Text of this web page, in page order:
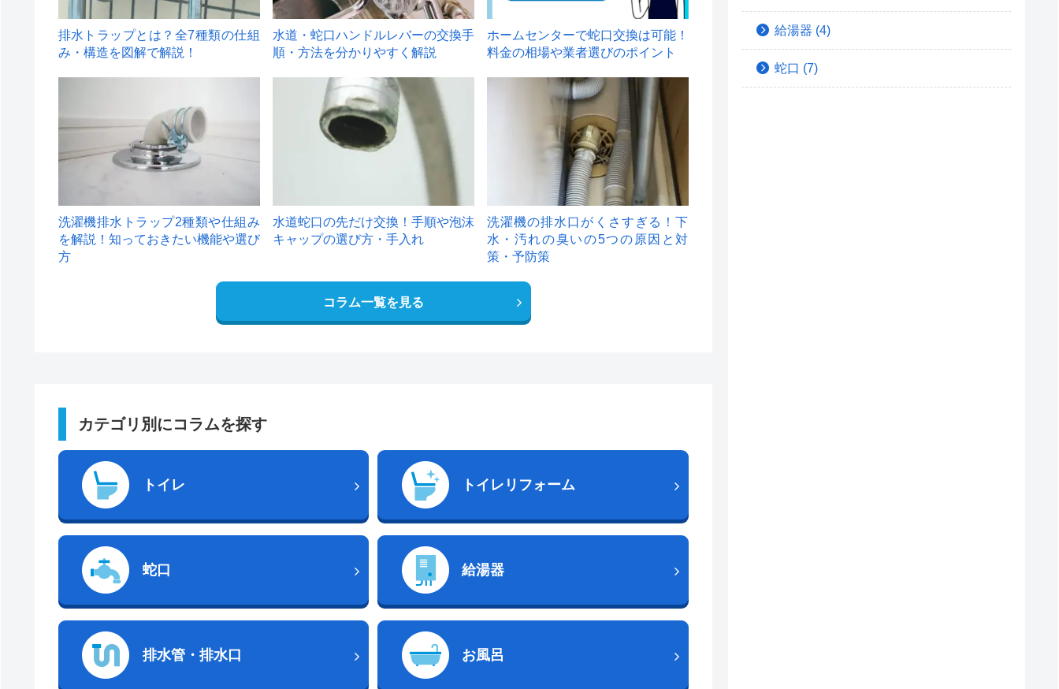
排水トラップとは？全7種類の仕組
み・構造を図解で解説！
水道・蛇口ハンドルレバーの交換手
順・方法を分かりやすく解説
ホームセンターで蛇口交換は可能！
料金の相場や業者選びのポイント
洗濯機排水トラップ2種類や仕組み
を解説！知っておきたい機能や選び
方
水道蛇口の先だけ交換！手順や泡沫
キャップの選び方・手入れ
洗濯機の排水口がくさすぎる！下
水・汚れの臭いの5つの原因と対
策・予防策
コラム一覧を見る
カテゴリ別にコラムを探す
トイレ トイレリフォーム
蛇口 給湯器
排水管・排水口 お風呂
給湯器 (4)
蛇口 (7)